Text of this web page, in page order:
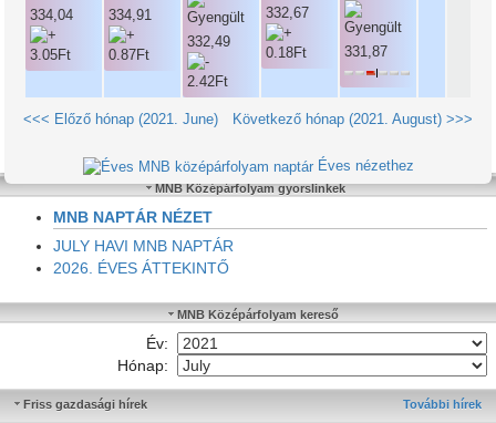
334,04 334,91
332,49
332,67
331,87
<<< Előző hónap (2021. June) Következő hónap (2021. August) >>>
Éves nézethez
MNB Középárfolyam gyorslinkek
MNB NAPTÁR NÉZET
JULY HAVI MNB NAPTÁR
2026. ÉVES ÁTTEKINTŐ
MNB Középárfolyam kereső
Év:
Hónap:
Friss gazdasági hírek További hírek